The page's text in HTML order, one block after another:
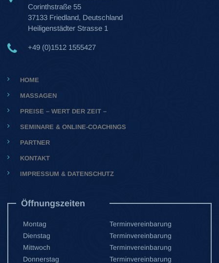
Corinthstraße 55
37133 Friedland, Deutschland
Heiligenstädter Strasse 1
+49 (0)1512 1555427
HOME
MASSAGEN
PREISE – WERT DER ZEIT –
SEMINARE & ONLINE-COACHINGS
PARTNER
KONTAKT
IMPRESSUM & DATENSCHUTZ
Öffnungszeiten
Montag
Terminvereinbarung
Dienstag
Terminvereinbarung
Mittwoch
Terminvereinbarung
Donnerstag
Terminvereinbarung